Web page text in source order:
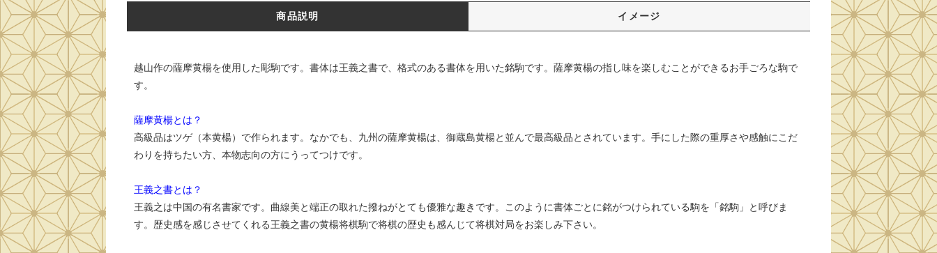
商品説明 イメージ
越山作の薩摩黄楊を使用した彫駒です。書体は王義之書で、格式のある書体を用いた銘駒です。薩摩黄楊の指し味を楽しむことができるお手ごろな駒で
す。
薩摩黄楊とは？
高級品はツゲ（本黄楊）で作られます。なかでも、九州の薩摩黄楊は、御蔵島黄楊と並んで最高級品とされています。手にした際の重厚さや感触にこだ
わりを持ちたい方、本物志向の方にうってつけです。
王義之書とは？
王義之は中国の有名書家です。曲線美と端正の取れた撥ねがとても優雅な趣きです。このように書体ごとに銘がつけられている駒を「銘駒」と呼びま
す。歴史感を感じさせてくれる王義之書の黄楊将棋駒で将棋の歴史も感んじて将棋対局をお楽しみ下さい。